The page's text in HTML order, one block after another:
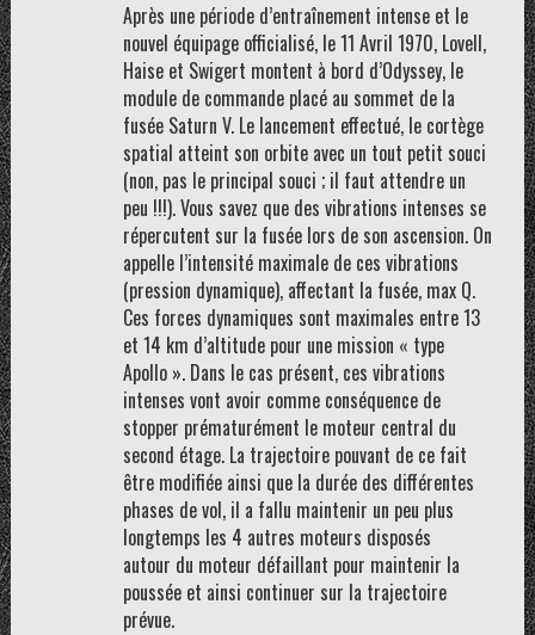
Après une période d’entraînement intense et le
nouvel équipage officialisé, le 11 Avril 1970, Lovell,
Haise et Swigert montent à bord d’Odyssey, le
module de commande placé au sommet de la
fusée Saturn V. Le lancement effectué, le cortège
spatial atteint son orbite avec un tout petit souci
(non, pas le principal souci ; il faut attendre un
peu !!!). Vous savez que des vibrations intenses se
répercutent sur la fusée lors de son ascension. On
appelle l’intensité maximale de ces vibrations
(pression dynamique), affectant la fusée, max Q.
Ces forces dynamiques sont maximales entre 13
et 14 km d’altitude pour une mission « type
Apollo ». Dans le cas présent, ces vibrations
intenses vont avoir comme conséquence de
stopper prématurément le moteur central du
second étage. La trajectoire pouvant de ce fait
être modifiée ainsi que la durée des différentes
phases de vol, il a fallu maintenir un peu plus
longtemps les 4 autres moteurs disposés
autour du moteur défaillant pour maintenir la
poussée et ainsi continuer sur la trajectoire
prévue.